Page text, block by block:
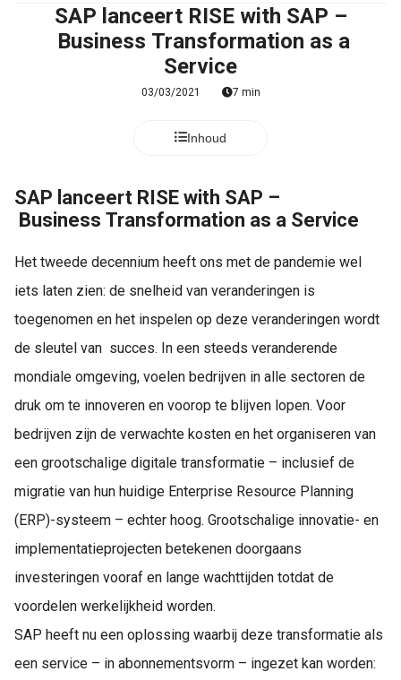
SAP lanceert RISE with SAP –
Business Transformation as a
Service
03/03/2021 7 min
Inhoud
SAP lanceert RISE with SAP –
Business Transformation as a Service
Het tweede decennium heeft ons met de pandemie wel
iets laten zien: de snelheid van veranderingen is
toegenomen en het inspelen op deze veranderingen wordt
de sleutel van succes. In een steeds veranderende
mondiale omgeving, voelen bedrijven in alle sectoren de
druk om te innoveren en voorop te blijven lopen. Voor
bedrijven zijn de verwachte kosten en het organiseren van
een grootschalige digitale transformatie – inclusief de
migratie van hun huidige Enterprise Resource Planning
(ERP)-systeem – echter hoog. Grootschalige innovatie- en
implementatieprojecten betekenen doorgaans
investeringen vooraf en lange wachttijden totdat de
voordelen werkelijkheid worden.
SAP heeft nu een oplossing waarbij deze transformatie als
een service – in abonnementsvorm – ingezet kan worden: